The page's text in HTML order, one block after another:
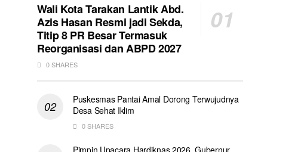
Wali Kota Tarakan Lantik Abd.
Azis Hasan Resmi jadi Sekda,
Titip 8 PR Besar Termasuk
Reorganisasi dan ABPD 2027
0 SHARES
Puskesmas Pantai Amal Dorong Terwujudnya
Desa Sehat Iklim
0 SHARES
Pimpin Upacara Hardiknas 2026, Gubernur